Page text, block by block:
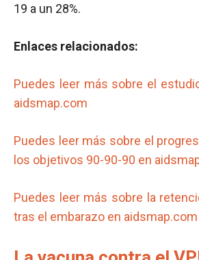
19 a un 28%.
Enlaces relacionados:
Puedes leer más sobre el
aidsmap.com
Puedes leer más sobre el
los objetivos 90-90-90 en
Puedes leer más sobre la
tras el embarazo en aidsmap.com